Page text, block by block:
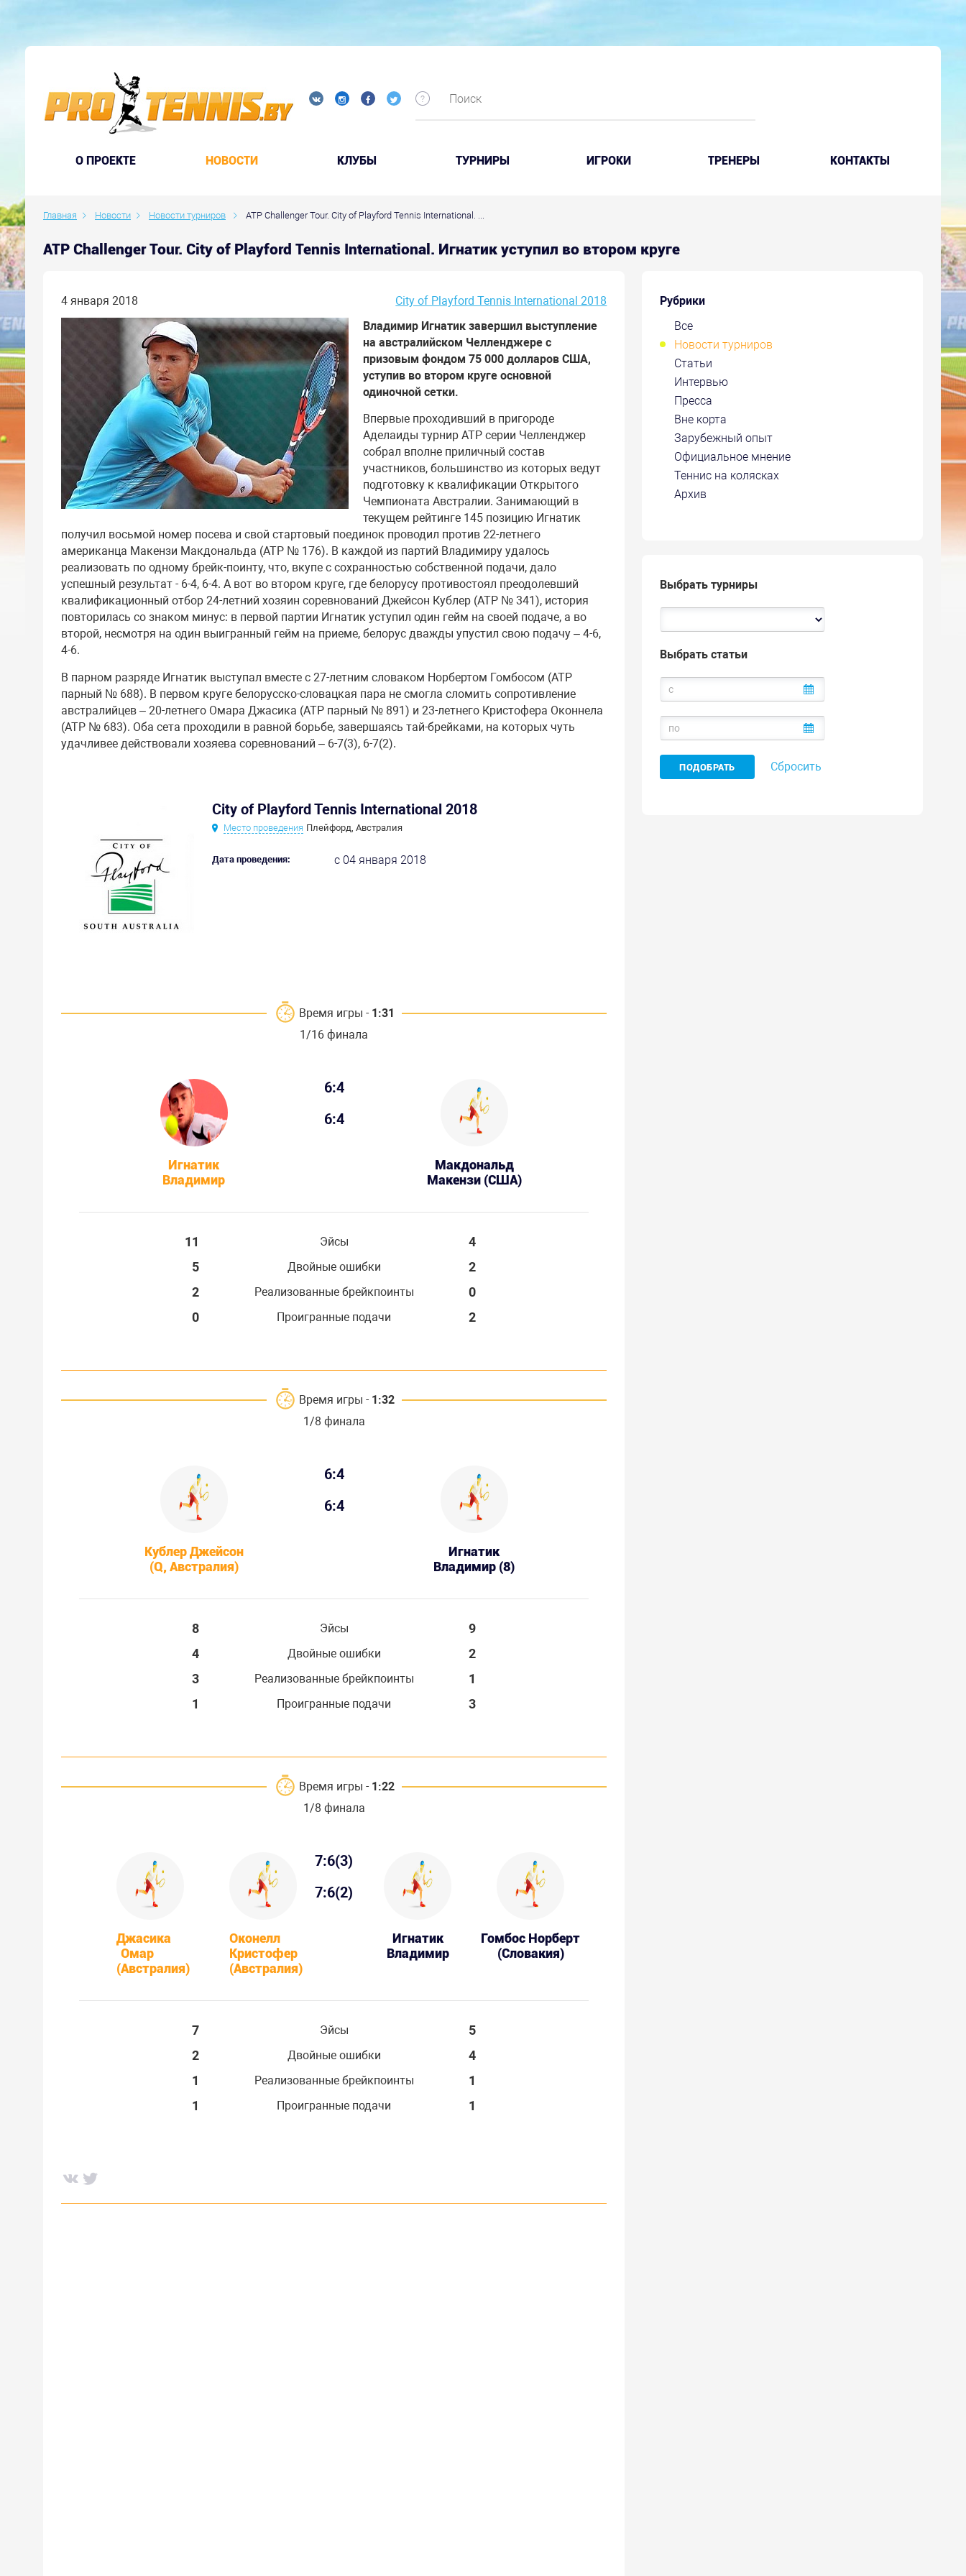
O ПРОЕКТЕ НОВОСТИ КЛУБЫ ТУРНИРЫ ИГРОКИ ТРЕНЕРЫ КОНТАКТЫ
Главная Новости Новости турниров ATP Challenger Tour. City of Playford Tennis International. ...
ATP Challenger Tour. City of Playford Tennis International. Игнатик уступил во втором круге
Рубрики
Все
Новости турниров
Статьи
Интервью
Пресса
Вне корта
Зарубежный опыт
Официальное мнение
Теннис на колясках
Архив
Выбрать турниры
Выбрать статьи
Сбросить
4 января 2018
City of Playford Tennis International 2018
Владимир Игнатик завершил выступление
на австралийском Челленджере с
призовым фондом 75 000 долларов США,
уступив во втором круге основной
одиночной сетки.
Впервые проходивший в пригороде
Аделаиды турнир АТР серии Челленджер
собрал вполне приличный состав
участников, большинство из которых ведут
подготовку к квалификации Открытого
Чемпионата Австралии. Занимающий в
текущем рейтинге 145 позицию Игнатик
получил восьмой номер посева и свой стартовый поединок проводил против 22-летнего
американца Макензи Макдональда (АТР № 176). В каждой из партий Владимиру удалось
реализовать по одному брейк-поинту, что, вкупе с сохранностью собственной подачи, дало
успешный результат - 6-4, 6-4. А вот во втором круге, где белорусу противостоял преодолевший
квалификационный отбор 24-летний хозяин соревнований Джейсон Кублер (АТР № 341), история
повторилась со знаком минус: в первой партии Игнатик уступил один гейм на своей подаче, а во
второй, несмотря на один выигранный гейм на приеме, белорус дважды упустил свою подачу – 4-6,
4-6.
В парном разряде Игнатик выступал вместе с 27-летним словаком Норбертом Гомбосом (АТР
парный № 688). В первом круге белорусско-словацкая пара не смогла сломить сопротивление
австралийцев – 20-летнего Омара Джасика (АТР парный № 891) и 23-летнего Кристофера Оконнела
(АТР № 683). Оба сета проходили в равной борьбе, завершаясь тай-брейками, на которых чуть
удачливее действовали хозяева соревнований – 6-7(3), 6-7(2).
City of Playford Tennis International 2018
Место проведения Плейфорд, Австралия
Дата проведения: с 04 января 2018
Время игры - 1:31
1/16 финала
Игнатик
Владимир
6:4
6:4
Макдональд
Макензи (США)
11 Эйсы
4
5
Двойные ошибки
2
2
Реализованные брейкпоинты
0
0
Проигранные подачи 2
Время игры - 1:32
1/8 финала
Кублер Джейсон
(Q, Австралия)
6:4
6:4
Игнатик
Владимир (8)
8 Эйсы
9
4
Двойные ошибки
2
3
Реализованные брейкпоинты
1
1
Проигранные подачи 3
Время игры - 1:22
1/8 финала
Джасика
Омар
(Австралия)
Оконелл
Кристофер
(Австралия)
7:6(3)
7:6(2)
Игнатик
Владимир
Гомбос Норберт
(Словакия)
7 Эйсы
5
2
Двойные ошибки
4
1
Реализованные брейкпоинты
1
1
Проигранные подачи 1